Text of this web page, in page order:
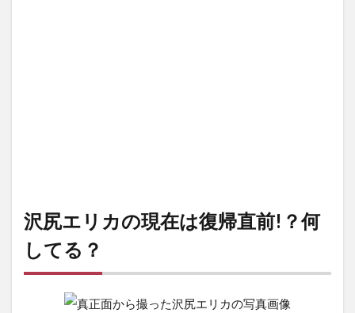
沢尻エリカの現在は復帰直前!？何
してる？